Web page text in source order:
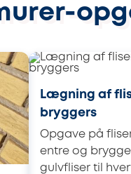
Lægning af
bryggers
Opgave på
entre og
gulvfliser til